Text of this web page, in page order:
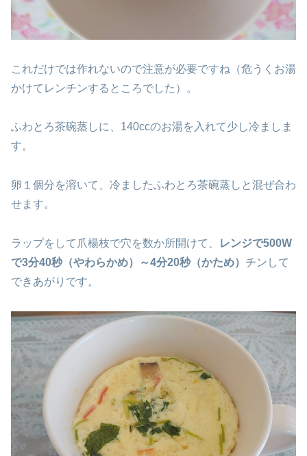
これだけでは作れないので注意が必要ですね（危うくお湯
かけてレンチンするところでした）。
ふわとろ茶碗蒸しに、140ccのお湯を入れて少し冷ましま
す。
卵１個分を溶いて、冷ましたふわとろ茶碗蒸しと混ぜ合わ
せます。
ラップをして爪楊枝で穴を数か所開けて、
レンジで500W
で3分40秒（やわらかめ）～4分20秒（かため） チンして
できあがりです。